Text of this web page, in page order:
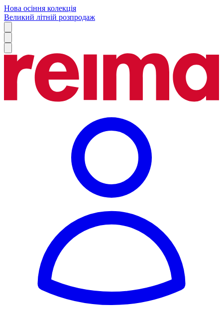
Нова осіння колекція
Великий літній розпродаж